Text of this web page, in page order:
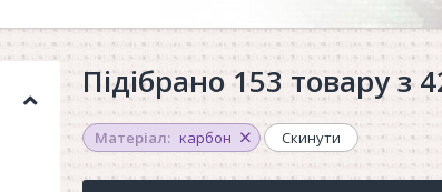
Підібрано 153 товару з
Матеріал: карбон Скинути